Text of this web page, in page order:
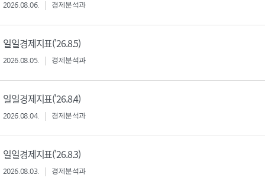
2026.08.06. 경제분석과
일일경제지표('26.8.5)
2026.08.05. 경제분석과
일일경제지표('26.8.4)
2026.08.04. 경제분석과
일일경제지표('26.8.3)
2026.08.03. 경제분석과